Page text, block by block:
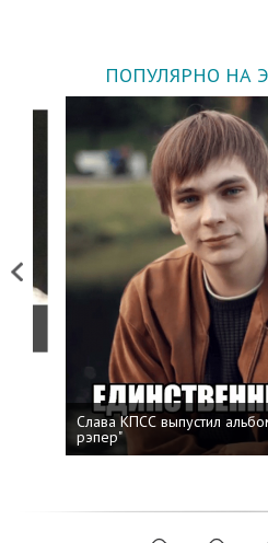
ПОПУЛЯРНО НА
Previous
Слава КПСС выпустил
рэпер"